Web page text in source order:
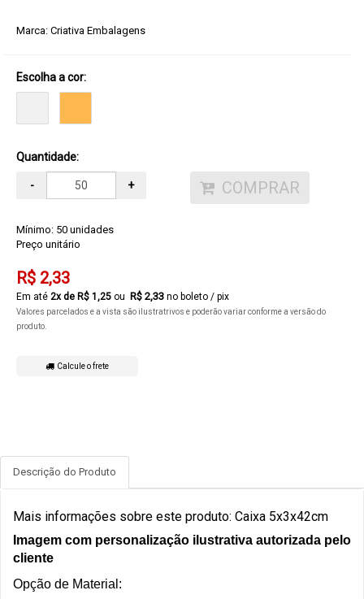
Marca: Criativa Embalagens
Escolha a cor:
Quantidade:
- + COMPRAR
Mínimo: 50 unidades
Preço unitário
R$ 2,33
2x de R$ 1,25 R$ 2,33 no boleto / pix
Valores parcelados e a vista são ilustratrivos e poderão variar conforme a versão do
produto.
Calcule o frete
Descrição do Produto
Mais informações sobre este produto: Caixa 5x3x42cm
Imagem com personalização ilustrativa autorizada pelo
cliente
Opção de Material: